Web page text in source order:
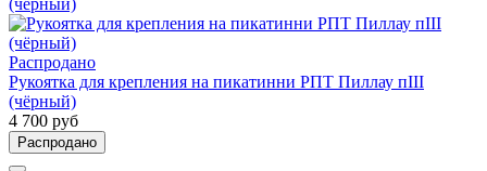
Распродано
Рукоятка для крепления на пикатинни РПТ Пиллау пIII
(чёрный)
4 700 руб
Распродано